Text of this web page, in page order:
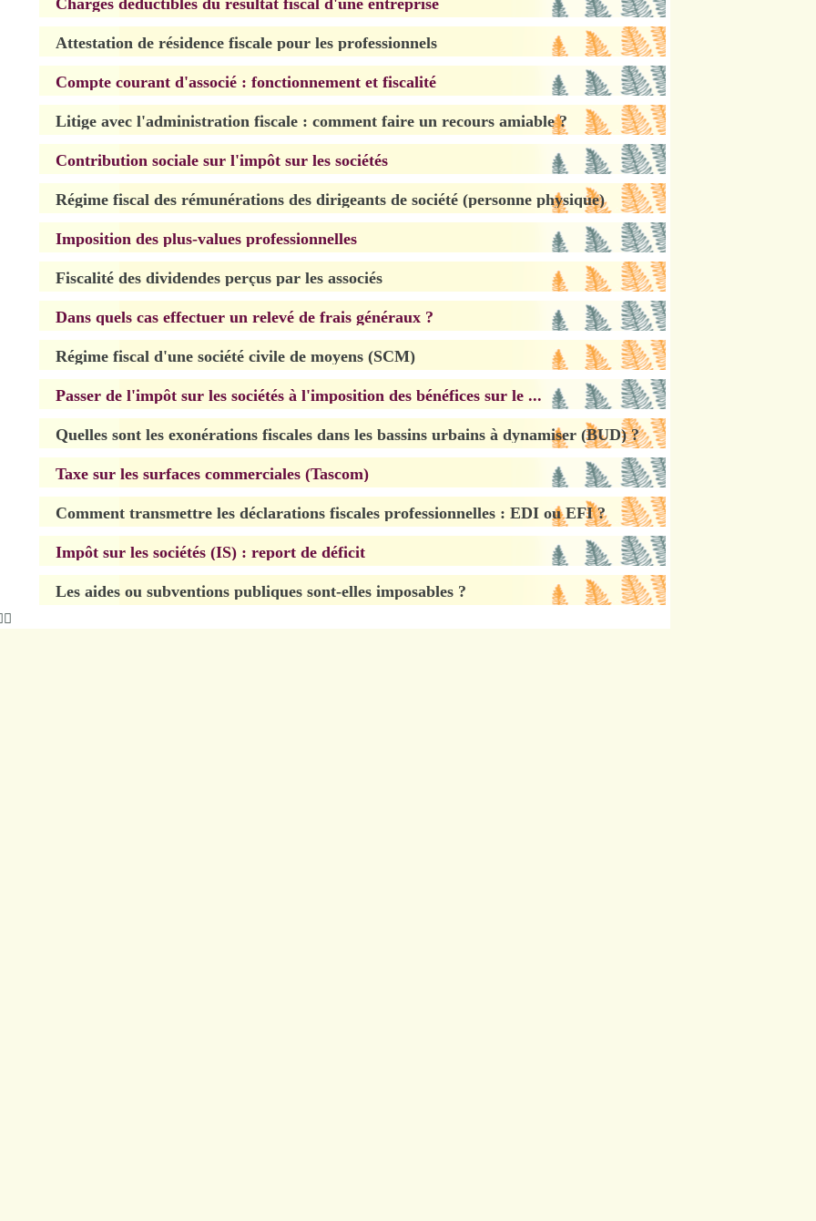
Charges déductibles du résultat fiscal d'une entreprise
Attestation de résidence fiscale pour les professionnels
Compte courant d'associé : fonctionnement et fiscalité
Litige avec l'administration fiscale : comment faire un recours amiable ?
Contribution sociale sur l'impôt sur les sociétés
Régime fiscal des rémunérations des dirigeants de société (personne physique)
Imposition des plus-values professionnelles
Fiscalité des dividendes perçus par les associés
Dans quels cas effectuer un relevé de frais généraux ?
Régime fiscal d'une société civile de moyens (SCM)
Passer de l'impôt sur les sociétés à l'imposition des bénéfices sur le ...
Quelles sont les exonérations fiscales dans les bassins urbains à dynamiser (BUD) ?
Taxe sur les surfaces commerciales (Tascom)
Comment transmettre les déclarations fiscales professionnelles : EDI ou EFI ?
Impôt sur les sociétés (IS) : report de déficit
Les aides ou subventions publiques sont-elles imposables ?